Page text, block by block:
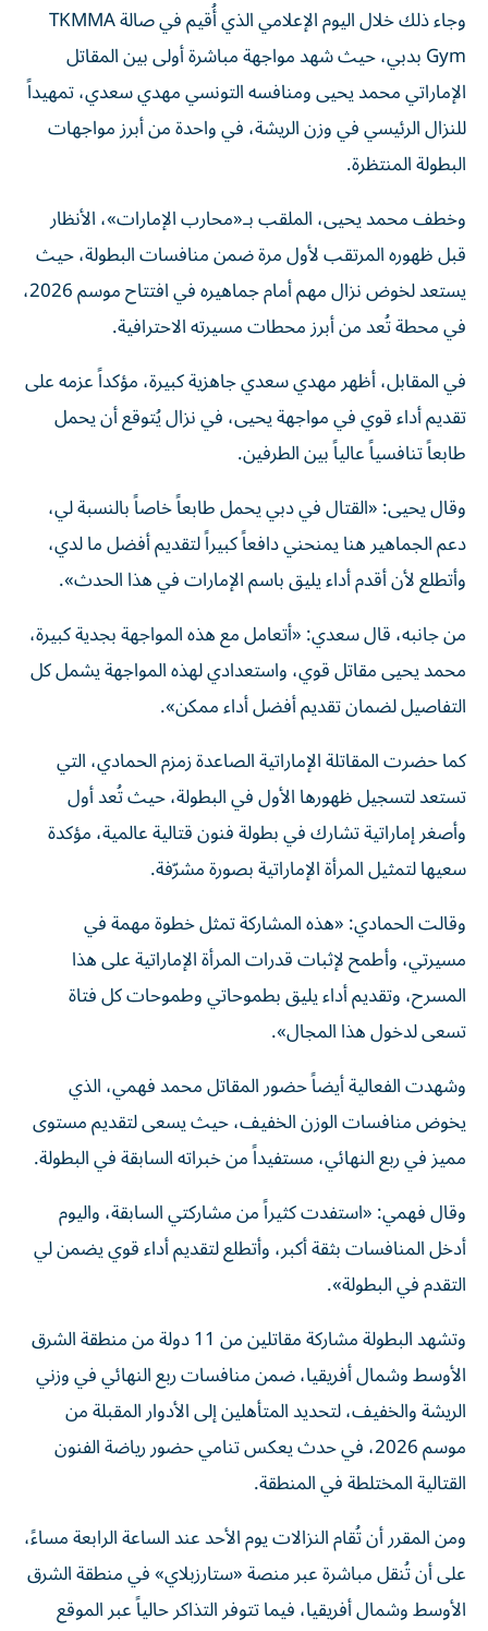
وجاء ذلك خلال اليوم الإعلامي الذي أُقيم في صالة TKMMA
Gym بدبي، حيث شهد مواجهة مباشرة أولى بين المقاتل
الإماراتي محمد يحيى ومنافسه التونسي مهدي سعدي، تمهيداً
للنزال الرئيسي في وزن الريشة، في واحدة من أبرز مواجهات
البطولة المنتظرة.
وخطف محمد يحيى، الملقب بـ«محارب الإمارات»، الأنظار
قبل ظهوره المرتقب لأول مرة ضمن منافسات البطولة، حيث
يستعد لخوض نزال مهم أمام جماهيره في افتتاح موسم 2026،
في محطة تُعد من أبرز محطات مسيرته الاحترافية.
في المقابل، أظهر مهدي سعدي جاهزية كبيرة، مؤكداً عزمه على
تقديم أداء قوي في مواجهة يحيى، في نزال يُتوقع أن يحمل
طابعاً تنافسياً عالياً بين الطرفين.
وقال يحيى: «القتال في دبي يحمل طابعاً خاصاً بالنسبة لي،
دعم الجماهير هنا يمنحني دافعاً كبيراً لتقديم أفضل ما لدي،
وأتطلع لأن أقدم أداء يليق باسم الإمارات في هذا الحدث».
من جانبه، قال سعدي: «أتعامل مع هذه المواجهة بجدية كبيرة،
محمد يحيى مقاتل قوي، واستعدادي لهذه المواجهة يشمل كل
التفاصيل لضمان تقديم أفضل أداء ممكن».
كما حضرت المقاتلة الإماراتية الصاعدة زمزم الحمادي، التي
تستعد لتسجيل ظهورها الأول في البطولة، حيث تُعد أول
وأصغر إماراتية تشارك في بطولة فنون قتالية عالمية، مؤكدة
سعيها لتمثيل المرأة الإماراتية بصورة مشرّفة.
وقالت الحمادي: «هذه المشاركة تمثل خطوة مهمة في
مسيرتي، وأطمح لإثبات قدرات المرأة الإماراتية على هذا
المسرح، وتقديم أداء يليق بطموحاتي وطموحات كل فتاة
تسعى لدخول هذا المجال».
وشهدت الفعالية أيضاً حضور المقاتل محمد فهمي، الذي
يخوض منافسات الوزن الخفيف، حيث يسعى لتقديم مستوى
مميز في ربع النهائي، مستفيداً من خبراته السابقة في البطولة.
وقال فهمي: «استفدت كثيراً من مشاركتي السابقة، واليوم
أدخل المنافسات بثقة أكبر، وأتطلع لتقديم أداء قوي يضمن لي
التقدم في البطولة».
وتشهد البطولة مشاركة مقاتلين من 11 دولة من منطقة الشرق
الأوسط وشمال أفريقيا، ضمن منافسات ربع النهائي في وزني
الريشة والخفيف، لتحديد المتأهلين إلى الأدوار المقبلة من
موسم 2026، في حدث يعكس تنامي حضور رياضة الفنون
القتالية المختلطة في المنطقة.
ومن المقرر أن تُقام النزالات يوم الأحد عند الساعة الرابعة مساءً،
على أن تُنقل مباشرة عبر منصة «ستارزبلاي» في منطقة الشرق
الأوسط وشمال أفريقيا، فيما تتوفر التذاكر حالياً عبر الموقع